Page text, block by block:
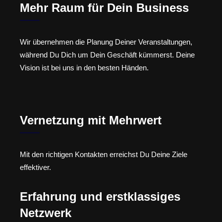
Mehr Raum für Dein Business
Wir übernehmen die Planung Deiner Veranstaltungen,
während Du Dich um Dein Geschäft kümmerst. Deine
Vision ist bei uns in den besten Händen.
Vernetzung mit Mehrwert
Mit den richtigen Kontakten erreichst Du Deine Ziele
effektiver.
Erfahrung und erstklassiges
Netzwerk